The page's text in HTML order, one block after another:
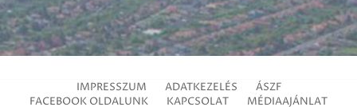
IMPRESSZUM ADATKEZELÉS
ÁSZF
FACEBOOK OLDALUNK
KAPCSOLAT MÉDIAAJÁNLAT